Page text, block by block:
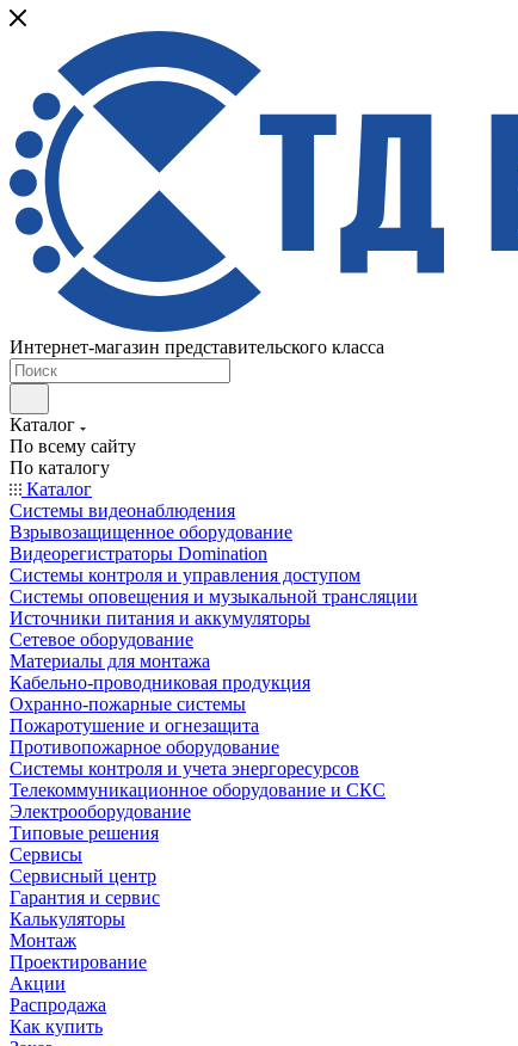
Интернет-магазин представительского класса
Каталог
По всему сайту
По каталогу
Каталог
Системы видеонаблюдения
Взрывозащищенное оборудование
Видеорегистраторы Domination
Системы контроля и управления доступом
Системы оповещения и музыкальной трансляции
Источники питания и аккумуляторы
Сетевое оборудование
Материалы для монтажа
Кабельно-проводниковая продукция
Охранно-пожарные системы
Пожаротушение и огнезащита
Противопожарное оборудование
Системы контроля и учета энергоресурсов
Телекоммуникационное оборудование и СКС
Электрооборудование
Типовые решения
Сервисы
Сервисный центр
Гарантия и сервис
Калькуляторы
Монтаж
Проектирование
Акции
Распродажа
Как купить